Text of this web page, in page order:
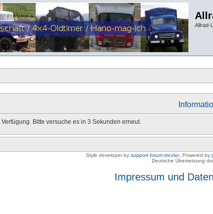
Allrad-
Bitte versuche es in 3 Sekunden erneut.
Style developer by support forum tricolor, Powered by
Deutsche Übersetzung
Impressum und